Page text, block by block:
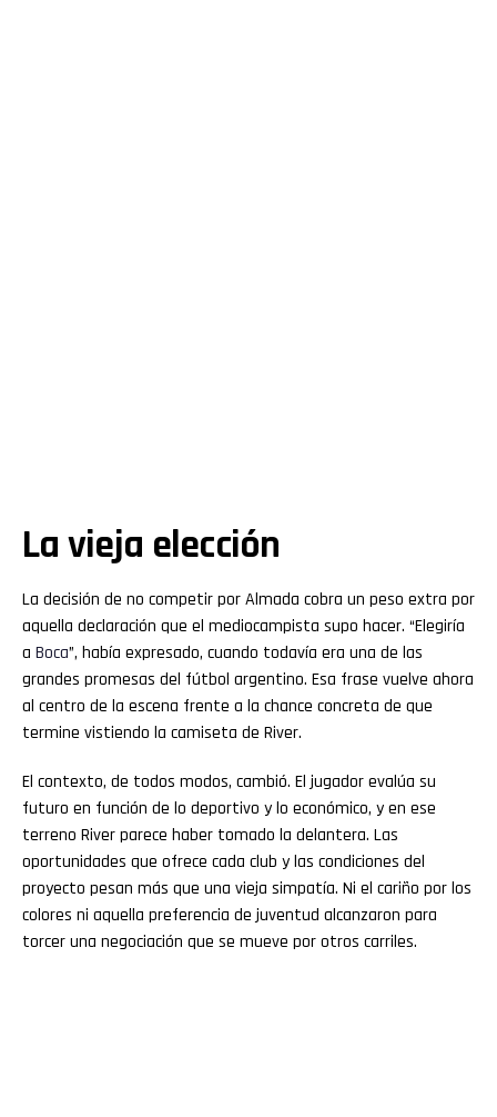
La vieja elección
La decisión de no competir por Almada cobra un peso extra por
aquella declaración que el mediocampista supo hacer. “Elegiría
a Boca”, había expresado, cuando todavía era una de las
grandes promesas del fútbol argentino. Esa frase vuelve ahora
al centro de la escena frente a la chance concreta de que
termine vistiendo la camiseta de River.
El contexto, de todos modos, cambió. El jugador evalúa su
futuro en función de lo deportivo y lo económico, y en ese
terreno River parece haber tomado la delantera. Las
oportunidades que ofrece cada club y las condiciones del
proyecto pesan más que una vieja simpatía. Ni el cariño por los
colores ni aquella preferencia de juventud alcanzaron para
torcer una negociación que se mueve por otros carriles.